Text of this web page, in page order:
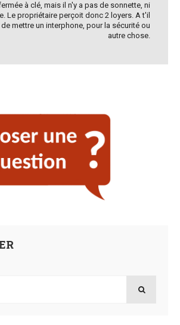
à clé, mais il n'y a pas de sonnette, ni
Le propriétaire perçoit donc 2 loyers. A t'il
mettre un interphone, pour la sécurité ou
autre chose.